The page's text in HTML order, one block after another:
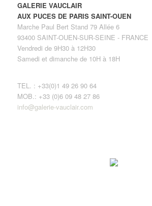
GALERIE VAUCLAIR
AUX PUCES DE PARIS SAINT-OUEN
Marche Paul Bert Stand 79 Allée 6
93400 SAINT-OUEN-SUR-SEINE - FRANCE
Vendredi de 9H30 à 12H30
Samedi et dimanche de 10H à 18H
TEL. : +33(0)1 49 26 90 64
MOB.: +33 (0)6 09 48 27 86
info@galerie-vauclair.com